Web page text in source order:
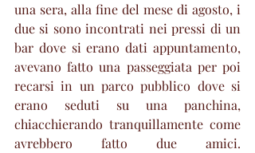
una sera, alla fine del mese di agosto, i
due si sono incontrati nei pressi di un
bar dove si erano dati appuntamento,
avevano fatto una passeggiata per poi
recarsi in un parco pubblico dove si
erano seduti su una panchina,
chiacchierando tranquillamente come
avrebbero fatto due amici.